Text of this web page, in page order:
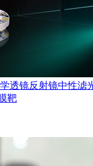
透镜反射镜中性滤
靶